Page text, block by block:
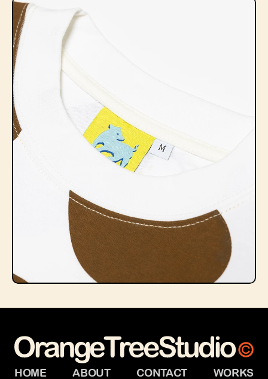
HOME ABOUT CONTACT WORKS